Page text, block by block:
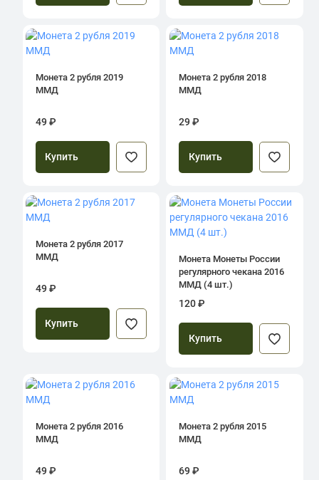
Монета 2 рубля 2019
ММД
49 ₽
Купить
Монета 2 рубля 2018
ММД
29 ₽
Купить
Монета 2 рубля 2017
ММД
49 ₽
Купить
Монета Монеты России
регулярного чекана 2016
ММД (4 шт.)
120 ₽
Купить
Монета 2 рубля 2016
ММД
49 ₽
Монета 2 рубля 2015
ММД
69 ₽